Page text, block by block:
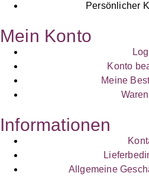
Persönlicher
Mein Konto
Konto
Meine
Informationen
Allgemeine